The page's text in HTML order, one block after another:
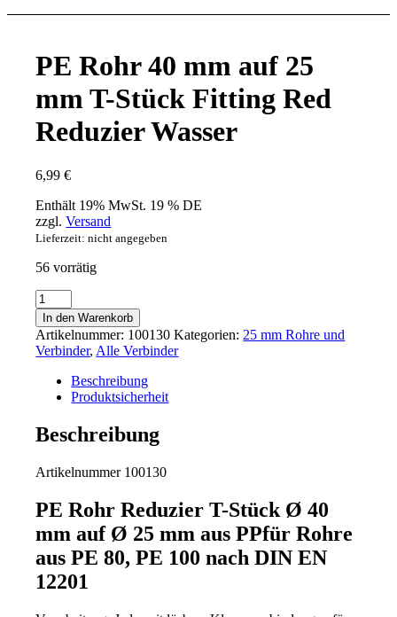
PE Rohr 40 mm auf 25
mm T-Stück Fitting Red
Reduzier Wasser
6,99€
Enthält 19% MwSt. 19 % DE
zzgl.Versand
Lieferzeit: nicht angegeben
56 vorrätig
PE
Rohr
40
mm
auf
Stück
Fitting
Reduzier
Menge
In den Warenkorb
Artikelnummer: 100130 Kategorien: 25 mm Rohre und
Verbinder, Alle Verbinder
Beschreibung
Produktsicherheit
Beschreibung
Artikelnummer 100130
PE Rohr Reduzier T-Stück Ø 40
mm auf Ø 25 mm aus PPfür Rohre
aus PE 80, PE 100 nach DIN EN
12201